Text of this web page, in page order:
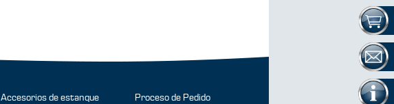
Accesorios de estanque
Proceso de Pedido